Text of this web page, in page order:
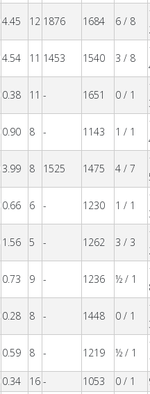
4.45 12 1876 1684 6 / 8
4.54 11 1453 1540 3 / 8
0.38 11 - 1651 0 / 1
0.90 8 - 1143 1 / 1
3.99 8 1525 1475 4 / 7
0.66 6 - 1230 1 / 1
1.56 5 - 1262 3 / 3
0.73 9 - 1236 ½ / 1
0.28 8 - 1448 0 / 1
0.59 8 - 1219 ½ / 1
0.34 16 - 1053 0 / 1